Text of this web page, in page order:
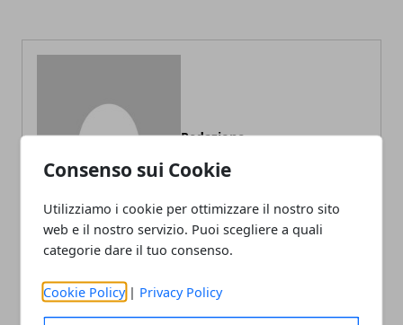
Consenso sui Cookie
Utilizziamo i cookie per ottimizzare il nostro sito
web e il nostro servizio. Puoi scegliere a quali
categorie dare il tuo consenso.
Cookie Policy | Privacy Policy
Redazione
ARTICOLI CORRELATI